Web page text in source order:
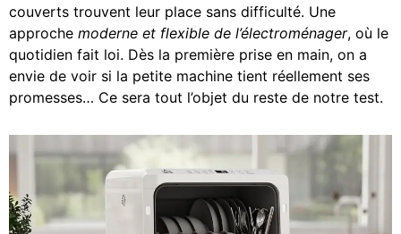
couverts trouvent leur place sans difficulté. Une
approche moderne et flexible de l’électroménager, où le
quotidien fait loi. Dès la première prise en main, on a
envie de voir si la petite machine tient réellement ses
promesses… Ce sera tout l’objet du reste de notre test.